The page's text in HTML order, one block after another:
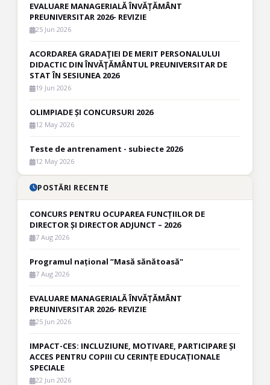
EVALUARE MANAGERIALĂ ÎNVĂȚĂMÂNT
PREUNIVERSITAR 2026- REVIZIE
25 Jun 2026
ACORDAREA GRADAŢIEI DE MERIT PERSONALULUI
DIDACTIC DIN ÎNVĂŢĂMÂNTUL PREUNIVERSITAR DE
STAT ÎN SESIUNEA 2026
19 Jun 2026
OLIMPIADE ȘI CONCURSURI 2026
12 May 2026
Teste de antrenament - subiecte 2026
12 May 2026
POSTĂRI RECENTE
CONCURS PENTRU OCUPAREA FUNCȚIILOR DE
DIRECTOR ȘI DIRECTOR ADJUNCT – 2026
7 Aug 2026
Programul național ”Masă sănătoasă"
7 Aug 2026
EVALUARE MANAGERIALĂ ÎNVĂȚĂMÂNT
PREUNIVERSITAR 2026- REVIZIE
25 Jun 2026
IMPACT-CES: INCLUZIUNE, MOTIVARE, PARTICIPARE ȘI
ACCES PENTRU COPIII CU CERINȚE EDUCAȚIONALE
SPECIALE
22 Jun 2026